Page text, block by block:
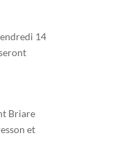
14
Briare
et